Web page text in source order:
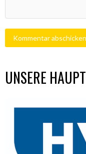
UNSERE